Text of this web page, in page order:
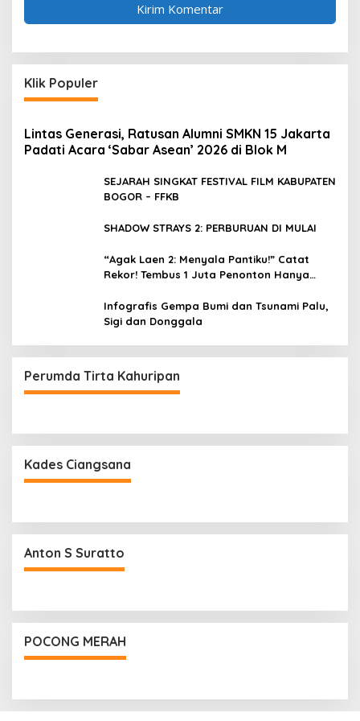
Klik Populer
Lintas Generasi, Ratusan Alumni SMKN 15 Jakarta
Padati Acara ‘Sabar Asean’ 2026 di Blok M
SEJARAH SINGKAT FESTIVAL FILM KABUPATEN
BOGOR – FFKB
SHADOW STRAYS 2: PERBURUAN DI MULAI
“Agak Laen 2: Menyala Pantiku!” Catat
Rekor! Tembus 1 Juta Penonton Hanya
Infografis Gempa Bumi dan Tsunami Palu,
Sigi dan Donggala
Perumda Tirta Kahuripan
Kades Ciangsana
Anton S Suratto
POCONG MERAH